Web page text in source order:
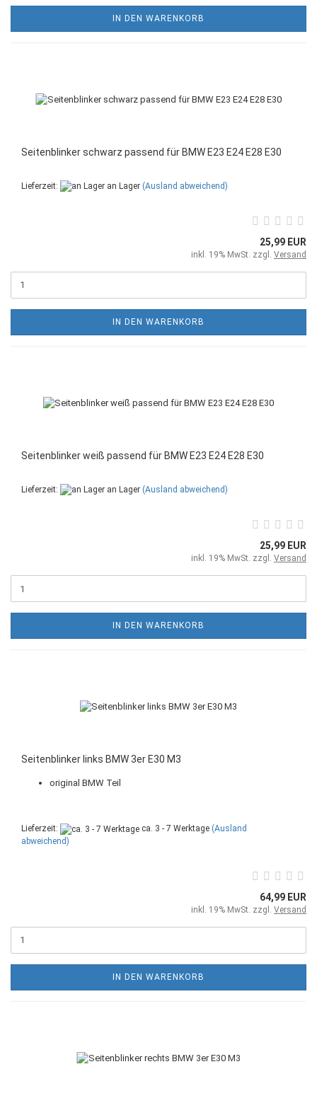
IN DEN WARENKORB
Seitenblinker schwarz passend für BMW E23 E24 E28 E30
Lieferzeit: an Lager (Ausland abweichend)
25,99 EUR
inkl. 19% MwSt. zzgl. Versand
IN DEN WARENKORB
Seitenblinker weiß passend für BMW E23 E24 E28 E30
Lieferzeit: an Lager (Ausland abweichend)
25,99 EUR
inkl. 19% MwSt. zzgl. Versand
IN DEN WARENKORB
Seitenblinker links BMW 3er E30 M3
original BMW Teil
Lieferzeit: ca. 3 - 7 Werktage (Ausland
abweichend)
64,99 EUR
inkl. 19% MwSt. zzgl. Versand
IN DEN WARENKORB